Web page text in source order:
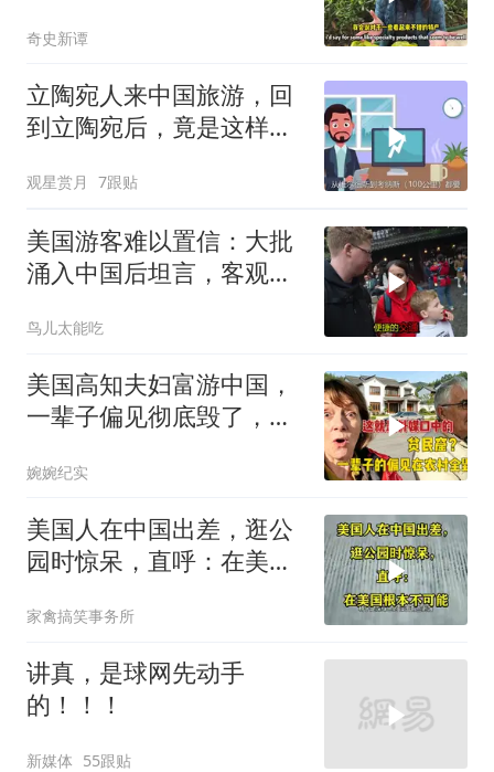
胡言，亲眼所见的中国如
此繁华，中国
奇史新谭
立陶宛人来中国旅游，回
到立陶宛后，竟是这样评
观星赏月 7跟贴
美国游客难以置信：大批
涌入中国后坦言，客观对
鸟儿太能吃
美国高知夫妇富游中国，
一辈子偏见彻底毁了，对
婉婉纪实
美国人在中国出差，逛公
园时惊呆，直呼：在美国
家禽搞笑事务所
讲真，是球网先动手
的！！！
新媒体 55跟贴